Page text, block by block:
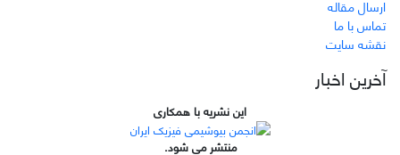
ارسال مقاله
تماس با ما
نقشه سایت
آخرین اخبار
این نشریه با همکاری
منتشر می شود.